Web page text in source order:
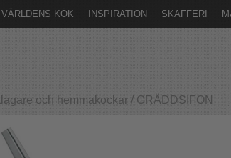
VÄRLDENS KÖK INSPIRATION SKAFFERI
och hemmakockar / GRÄDDSIFON